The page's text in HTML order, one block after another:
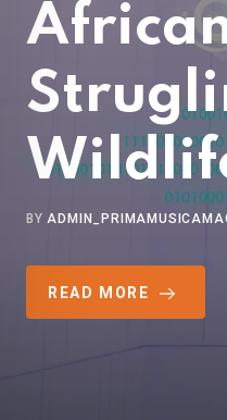
BY
READ MORE